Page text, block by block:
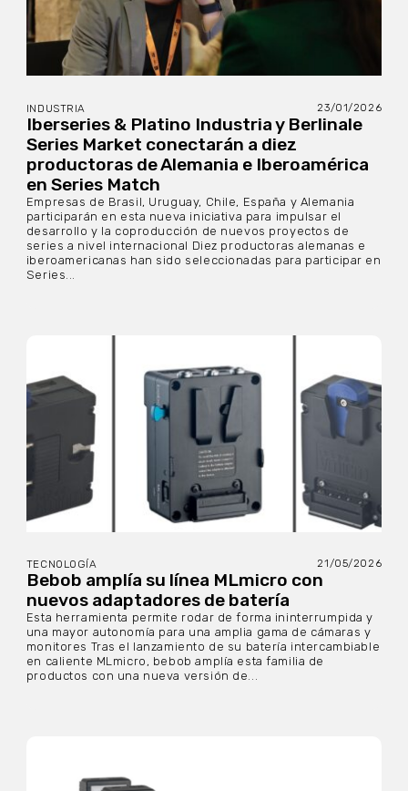
INDUSTRIA 23/01/2026
Iberseries & Platino Industria y Berlinale
Series Market conectarán a diez
productoras de Alemania e Iberoamérica
en Series Match
Empresas de Brasil, Uruguay, Chile, España y Alemania
participarán en esta nueva iniciativa para impulsar el
desarrollo y la coproducción de nuevos proyectos de
series a nivel internacional Diez productoras alemanas e
iberoamericanas han sido seleccionadas para participar en
Series...
TECNOLOGÍA 21/05/2026
Bebob amplía su línea MLmicro con
nuevos adaptadores de batería
Esta herramienta permite rodar de forma ininterrumpida y
una mayor autonomía para una amplia gama de cámaras y
monitores Tras el lanzamiento de su batería intercambiable
en caliente MLmicro, bebob amplía esta familia de
productos con una nueva versión de...